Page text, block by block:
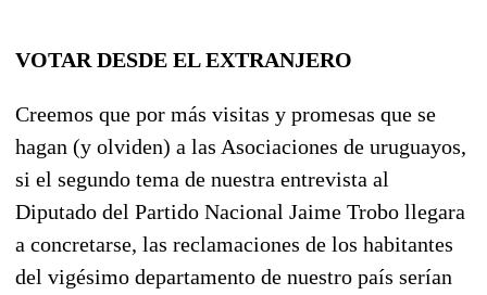
VOTAR DESDE EL EXTRANJERO
Creemos que por más visitas y promesas que se
hagan (y olviden) a las Asociaciones de uruguayos,
si el segundo tema de nuestra entrevista al
Diputado del Partido Nacional Jaime Trobo llegara
a concretarse, las reclamaciones de los habitantes
del vigésimo departamento de nuestro país serían